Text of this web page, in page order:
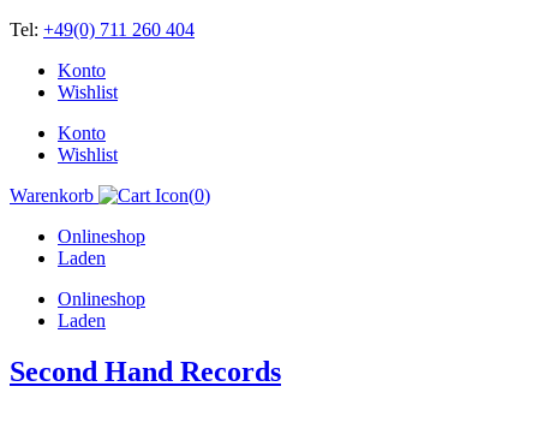
Tel: +49(0) 711 260 404
Skip
Konto
Wishlist
Konto
Wishlist
Warenkorb
(0)
Onlineshop
Laden
Onlineshop
Laden
Second Hand Records